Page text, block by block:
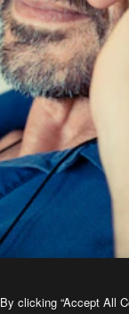
By clicking “Accept All